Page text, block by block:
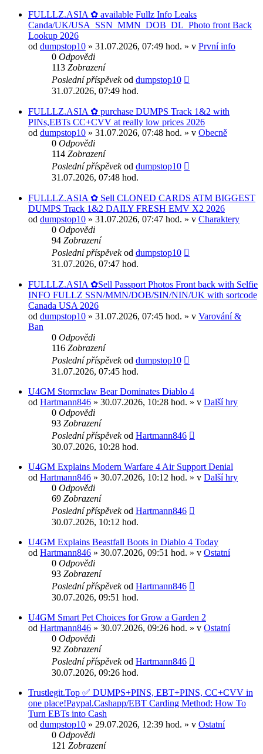
FULLLZ.ASIA ✿ available Fullz Info Leaks
Canda/UK/USA_SSN_MMN_DOB_DL_Photo front Back
Lookup 2026
od dumpstop10 » 31.07.2026, 07:49 hod. » v První info
0 Odpovědi
113 Zobrazení
Poslední příspěvekod dumpstop10
31.07.2026, 07:49 hod.
FULLLZ.ASIA ✿ purchase DUMPS Track 1&2 with
PINs,EBTs CC+CVV at really low prices 2026
od dumpstop10 » 31.07.2026, 07:48 hod. » v Obecně
0 Odpovědi
114 Zobrazení
Poslední příspěvekod dumpstop10
31.07.2026, 07:48 hod.
FULLLZ.ASIA ✿ Sell CLONED CARDS ATM BIGGEST
DUMPS Track 1&2 DAILY FRESH EMV X2 2026
od dumpstop10 » 31.07.2026, 07:47 hod. » v Charaktery
0 Odpovědi
94 Zobrazení
Poslední příspěvekod dumpstop10
31.07.2026, 07:47 hod.
FULLLZ.ASIA ✿Sell Passport Photos Front back with Selfie
INFO FULLZ SSN/MMN/DOB/SIN/NIN/UK with sortcode
Canada USA 2026
od dumpstop10 » 31.07.2026, 07:45 hod. » v Varování &
Ban
0 Odpovědi
116 Zobrazení
Poslední příspěvekod dumpstop10
31.07.2026, 07:45 hod.
U4GM Stormclaw Bear Dominates Diablo 4
od Hartmann846 » 30.07.2026, 10:28 hod. » v Další hry
0 Odpovědi
93 Zobrazení
Poslední příspěvekod Hartmann846
30.07.2026, 10:28 hod.
U4GM Explains Modern Warfare 4 Air Support Denial
od Hartmann846 » 30.07.2026, 10:12 hod. » v Další hry
0 Odpovědi
69 Zobrazení
Poslední příspěvekod Hartmann846
30.07.2026, 10:12 hod.
U4GM Explains Beastfall Boots in Diablo 4 Today
od Hartmann846 » 30.07.2026, 09:51 hod. » v Ostatní
0 Odpovědi
93 Zobrazení
Poslední příspěvekod Hartmann846
30.07.2026, 09:51 hod.
U4GM Smart Pet Choices for Grow a Garden 2
od Hartmann846 » 30.07.2026, 09:26 hod. » v Ostatní
0 Odpovědi
92 Zobrazení
Poslední příspěvekod Hartmann846
30.07.2026, 09:26 hod.
Trustlegit.Top ✅ DUMPS+PINS, EBT+PINS, CC+CVV in
one place!Paypal.Cashapp/EBT Carding Method: How To
Turn EBTs into Cash
od dumpstop10 » 29.07.2026, 12:39 hod. » v Ostatní
0 Odpovědi
121 Zobrazení